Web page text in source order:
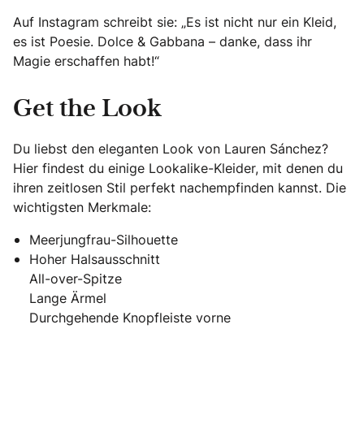
Auf Instagram schreibt sie: „Es ist nicht nur ein Kleid,
es ist Poesie. Dolce & Gabbana – danke, dass ihr
Magie erschaffen habt!“
Get the Look
Du liebst den eleganten Look von Lauren Sánchez?
Hier findest du einige Lookalike-Kleider, mit denen du
ihren zeitlosen Stil perfekt nachempfinden kannst. Die
wichtigsten Merkmale:
Meerjungfrau-Silhouette
Hoher Halsausschnitt
All-over-Spitze
Lange Ärmel
Durchgehende Knopfleiste vorne